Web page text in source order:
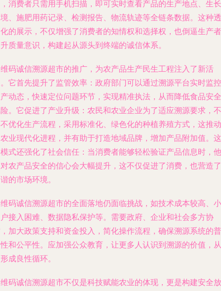
消费者只需用手机扫描，即可实时查看产品的生产地点、生长
、施肥用药记录、检测报告、物流轨迹等全链条数据。这种透
的展示，不仅增强了消费者的知情权和选择权，也倒逼生产者
质量意识，构建起从源头到终端的诚信体系。
码诚信溯源超市的推广，为农产品生产民生工程注入了新活
它首先提升了监管效率：政府部门可以通过溯源平台实时监控
动态，快速定位问题环节，实现精准执法，从而降低食品安全
。它促进了产业升级：农民和农业企业为了适应溯源要求，不
优化生产流程，采用标准化、绿色化的种植养殖方式，这推动
业现代化进程，并有助于打造地域品牌，增加产品附加值。这
式还强化了社会信任：当消费者能够轻松验证产品信息时，他
农产品安全的信心会大幅提升，这不仅促进了消费，也营造了
的市场环境。
码诚信溯源超市的全面落地仍面临挑战，如技术成本较高、小
接入困难、数据隐私保护等。需要政府、企业和社会多方协
加大政策支持和资金投入，简化操作流程，确保溯源系统的普
和公平性。应加强公众教育，让更多人认识到溯源的价值，从
成良性循环。
码诚信溯源超市不仅是科技赋能农业的体现，更是构建安全放